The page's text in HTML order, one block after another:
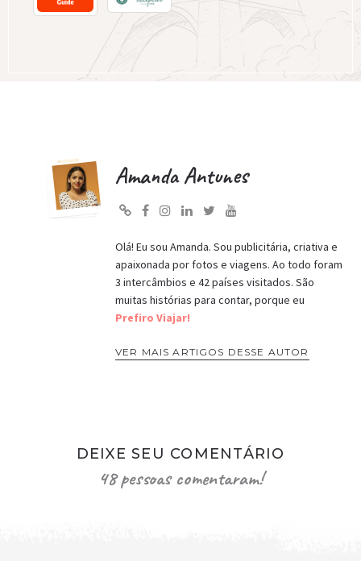
Amanda Antunes
Olá! Eu sou Amanda. Sou publicitária, criativa e
apaixonada por fotos e viagens. Ao todo foram
3 intercâmbios e 42 países visitados. São
muitas histórias para contar, porque eu
Prefiro Viajar!
VER MAIS ARTIGOS DESSE AUTOR
DEIXE SEU COMENTÁRIO
48 pessoas comentaram!